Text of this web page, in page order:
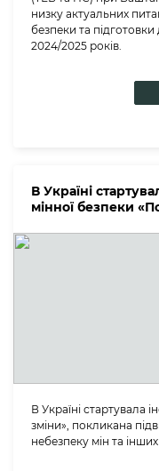
низку актуальних
безпеки та
2024/2025 років.
В Україні
мінної безпеки
В Україні стартувала
зміни», покликана
небезпеку мін та